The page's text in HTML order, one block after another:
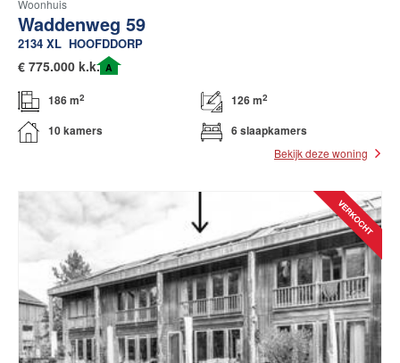
Woonhuis
Waddenweg 59
2134 XL HOOFDDORP
€ 775.000 k.k. A
186 m2 126 m2
10 kamers 6 slaapkamers
Bekijk deze woning